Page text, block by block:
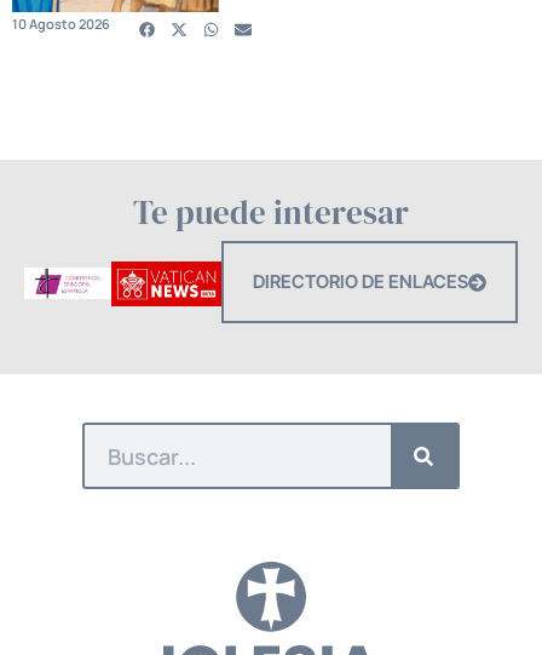
10 Agosto 2026
Te puede interesar
DIRECTORIO DE ENLACES